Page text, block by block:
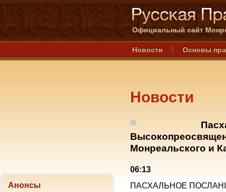
Официальный сайт
Новости Основы
Новости
Монреальского и
06:13
ПАСХАЛЬНОЕ
Анонсы